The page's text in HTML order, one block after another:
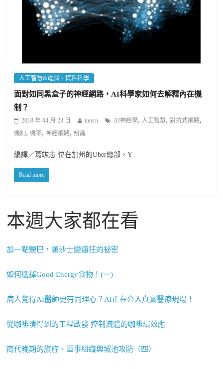
人工智慧&電腦、資料科學
面對如同黑盒子的神經網路，AI科學家如何去解釋內在機
制？
2018 年 04 月 23 日 intern AI神經學, 人工智慧,對抗式網路,
機制 ,機率,神經網路,辨識
編譯／葛竑志 位在加州的Uber總部，Y
Read more
本週大家都在看
加一點鹽巴，讓沙士變瘋狂的祕密
如何選擇Good Energy食物！(一)
病人覺得AI醫師更有同理心？AI正在介入真實醫療現場！
從咖啡漬得到的工程啟發 控制流體的咖啡環效應
商代晚期的旗斿、軍事組織與城池攻防（四）